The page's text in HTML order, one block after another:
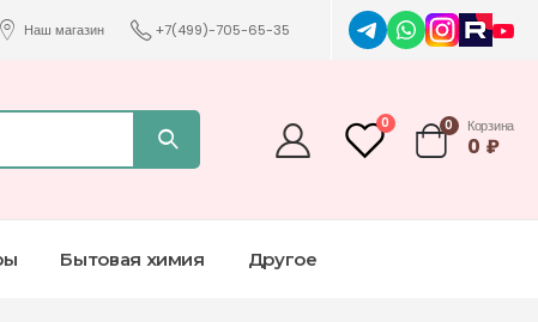
Наш магазин +7(499)-705-65-35
0 0 Корзина
0 ₽
Бытовая химия Другое